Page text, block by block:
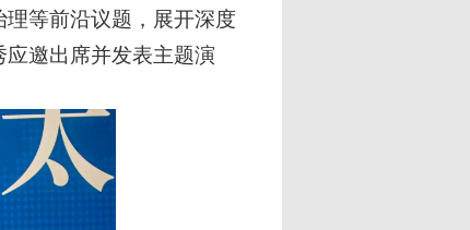
等前沿议题，展开深度
邀出席并发表主题演